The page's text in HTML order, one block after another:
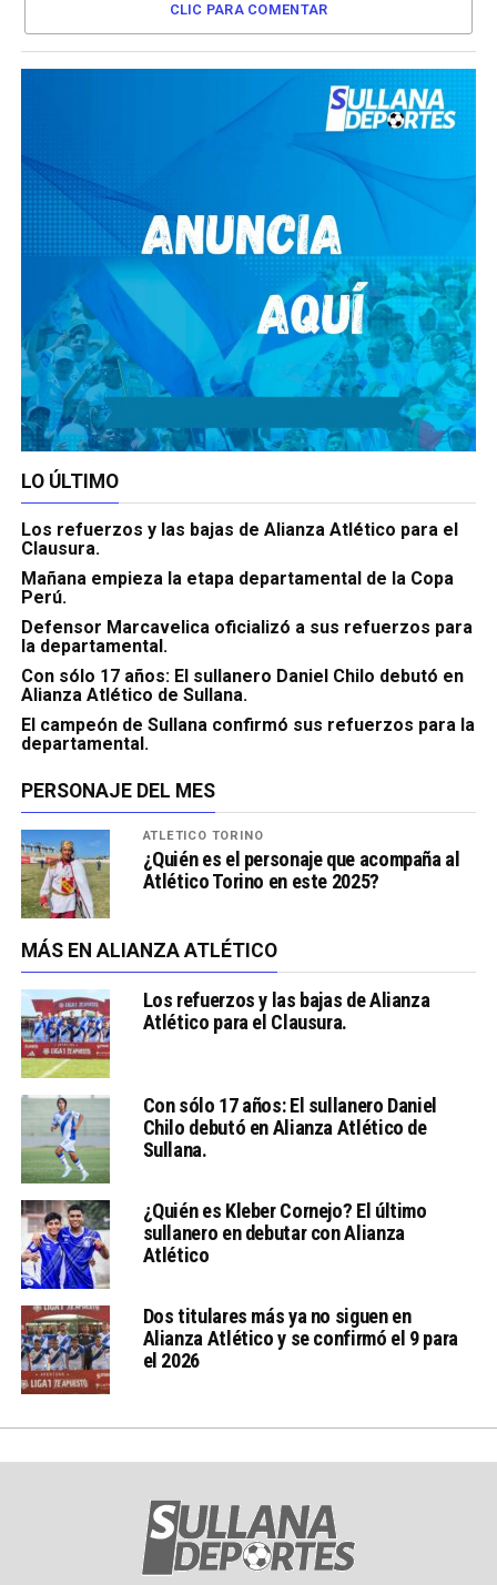
CLIC PARA COMENTAR
LO ÚLTIMO
Los refuerzos y las bajas de Alianza Atlético para el
Clausura.
Mañana empieza la etapa departamental de la Copa
Perú.
Defensor Marcavelica oficializó a sus refuerzos para
la departamental.
Con sólo 17 años: El sullanero Daniel Chilo debutó en
Alianza Atlético de Sullana.
El campeón de Sullana confirmó sus refuerzos para la
departamental.
PERSONAJE DEL MES
ATLÉTICO TORINO
¿Quién es el personaje que acompaña al
Atlético Torino en este 2025?
MÁS EN ALIANZA ATLÉTICO
Los refuerzos y las bajas de Alianza
Atlético para el Clausura.
Con sólo 17 años: El sullanero Daniel
Chilo debutó en Alianza Atlético de
Sullana.
¿Quién es Kleber Cornejo? El último
sullanero en debutar con Alianza
Atlético
Dos titulares más ya no siguen en
Alianza Atlético y se confirmó el 9 para
el 2026